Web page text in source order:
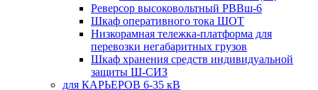
Реверсор высоковольтный РВВш-6
Шкаф оперативного тока ШОТ
Низкорамная тележка-платформа для
перевозки негабаритных грузов
Шкаф хранения средств индивидуальной
защиты Ш-СИЗ
для КАРЬЕРОВ 6-35 кВ